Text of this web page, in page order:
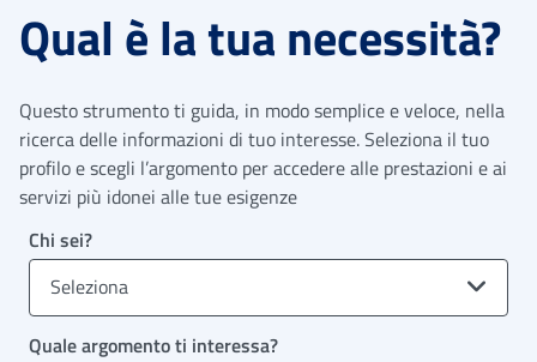
Qual è la tua necessità?
Questo strumento ti guida, in modo semplice e veloce, nella
ricerca delle informazioni di tuo interesse. Seleziona il tuo
profilo e scegli l’argomento per accedere alle prestazioni e ai
servizi più idonei alle tue esigenze
Chi sei?
Seleziona
Quale argomento ti interessa?